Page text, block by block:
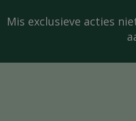
Mis exclusieve acties